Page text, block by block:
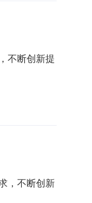
不断创新提
，不断创新